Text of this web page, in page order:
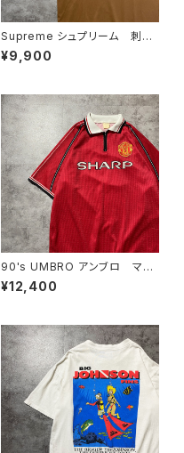
Supreme シュプリーム 刺繍
ワンポイント ブラウン Tシャ
ツ
¥9,900
90's UMBRO アンブロ マン
チェスターユナイテッド イング
ランドプレミアリーグ ハーフジ
カーシャツ
¥12,400